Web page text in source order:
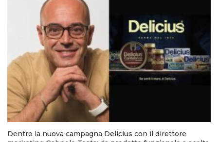
Dentro la nuova campagna Delicius con il direttore